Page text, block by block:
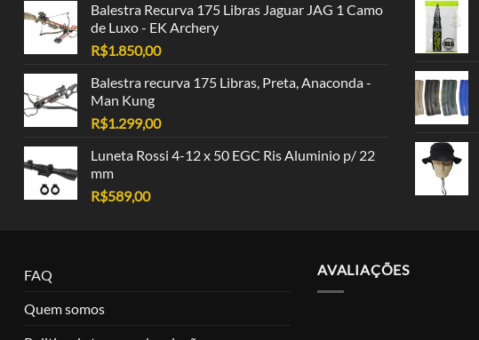
Balestra Recurva 175 Libras Jaguar JAG 1 Camo
de Luxo - EK Archery
R$1.850,00
Balestra recurva 175 Libras, Preta, Anaconda -
Man Kung
R$1.299,00
Luneta Rossi 4-12 x 50 EGC Ris Aluminio p/ 22
mm
R$589,00
FAQ
Quem somos
AVALIAÇÕES